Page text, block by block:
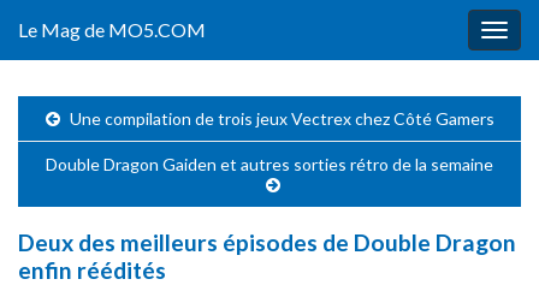
Le Mag de MO5.COM
Une compilation de trois jeux Vectrex chez Côté Gamers
Double Dragon Gaiden et autres sorties rétro de la semaine
Deux des meilleurs épisodes de Double Dragon
enfin réédités